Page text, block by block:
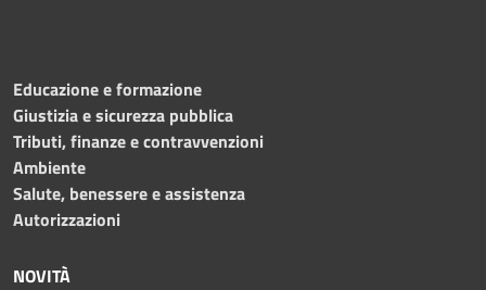
Educazione e formazione
Giustizia e sicurezza pubblica
Tributi, finanze e contravvenzioni
Ambiente
Salute, benessere e assistenza
Autorizzazioni
NOVITÀ